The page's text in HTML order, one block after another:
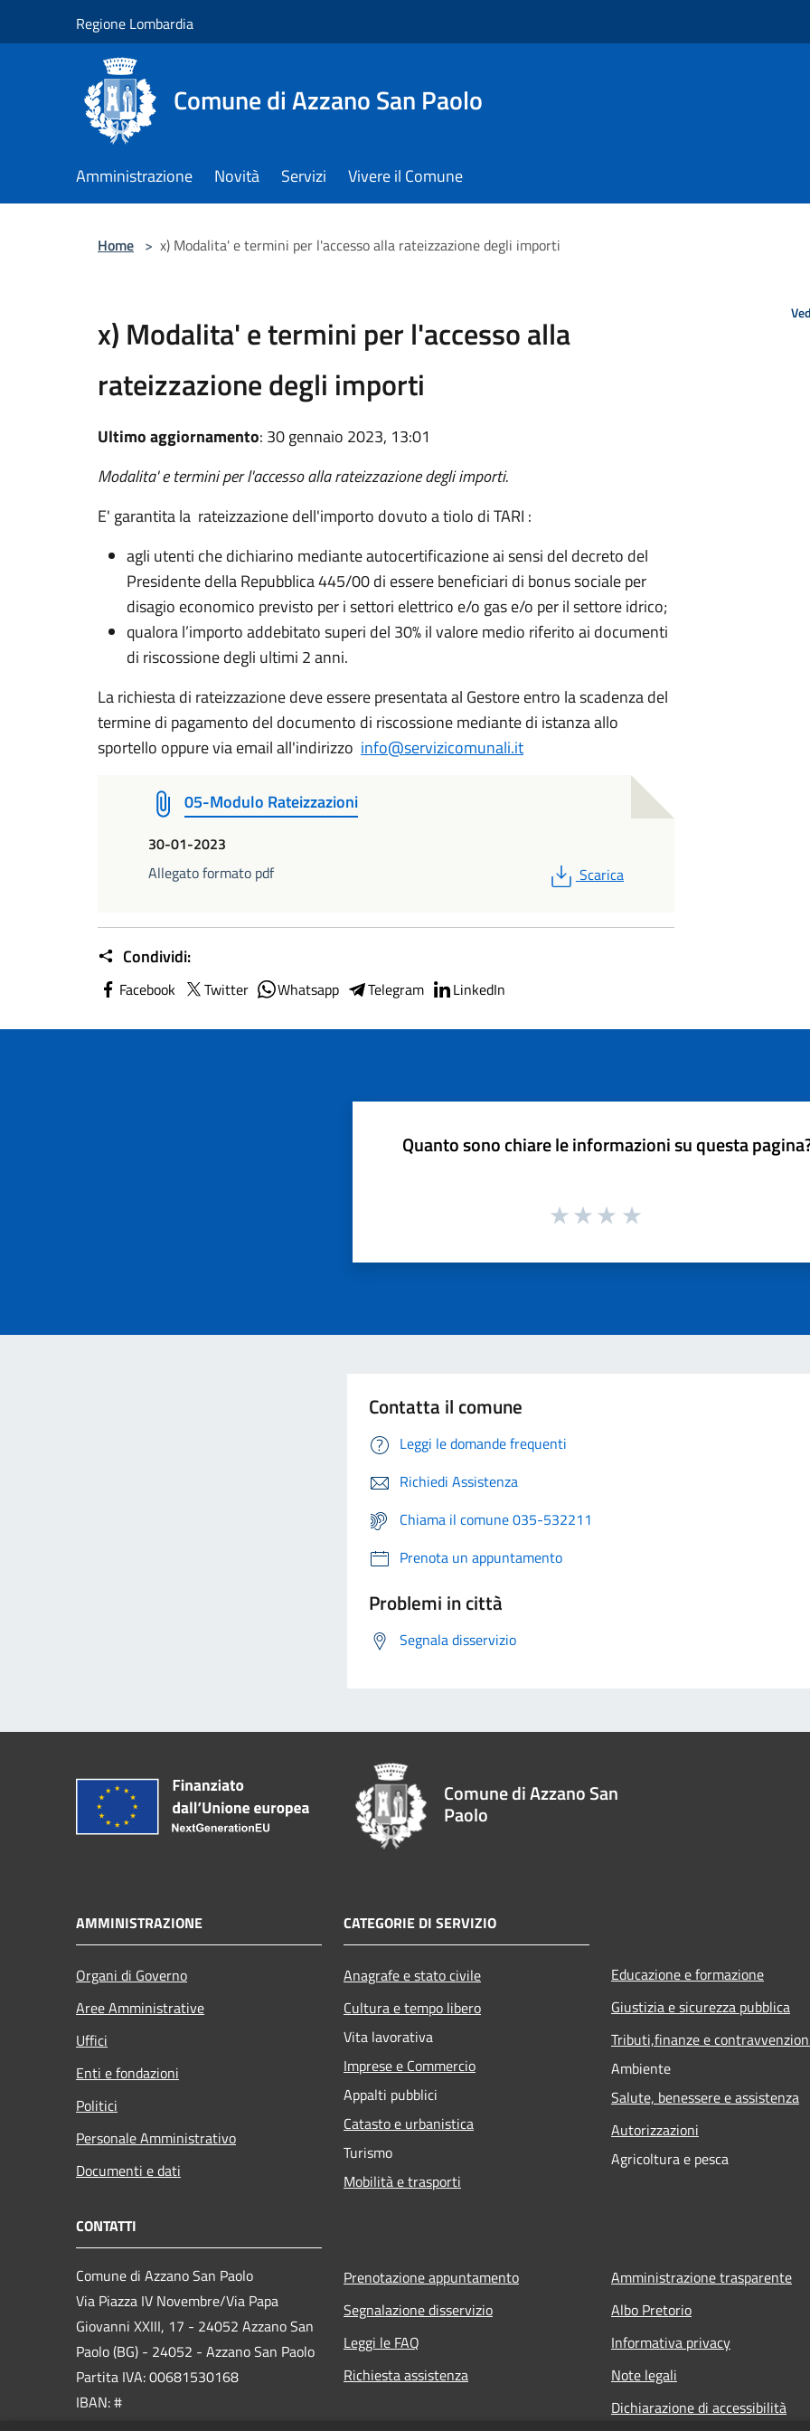
Regione Lombardia
Comune di Azzano San Paolo
Amministrazione Novità Servizi Vivere il Comune
Home > x) Modalita' e termini per l'accesso alla rateizzazione degli importi
x) Modalita' e termini per l'accesso alla
rateizzazione degli importi
Ultimo aggiornamento: 30 gennaio 2023, 13:01
Modalita' e termini per l'accesso alla rateizzazione degli importi.
E' garantita la rateizzazione dell'importo dovuto a tiolo di TARI :
agli utenti che dichiarino mediante autocertificazione ai sensi del decreto del
Presidente della Repubblica 445/00 di essere beneficiari di bonus sociale per
disagio economico previsto per i settori elettrico e/o gas e/o per il settore idrico;
qualora l’importo addebitato superi del 30% il valore medio riferito ai documenti
di riscossione degli ultimi 2 anni.
La richiesta di rateizzazione deve essere presentata al Gestore entro la scadenza del
termine di pagamento del documento di riscossione mediante di istanza allo
sportello oppure via email all'indirizzo info@servizicomunali.it
05-Modulo Rateizzazioni
30-01-2023
Allegato formato pdf
PDF
Scarica
Condividi:
Facebook Twitter Whatsapp Telegram LinkedIn
Quanto sono chiare le informazioni su questa
Contatta il comune
Leggi le domande frequenti
Richiedi Assistenza
Chiama il comune 035-532211
Prenota un appuntamento
Problemi in città
Segnala disservizio
Comune di Azzano San
Paolo
AMMINISTRAZIONE
Organi di Governo
Aree Amministrative
Uffici
Enti e fondazioni
Politici
Personale Amministrativo
Documenti e dati
CATEGORIE DI SERVIZIO
Anagrafe e stato civile
Cultura e tempo libero
Vita lavorativa
Imprese e Commercio
Appalti pubblici
Catasto e urbanistica
Turismo
Mobilità e trasporti
Educazione e formazione
Giustizia e sicurezza pubblica
Tributi,finanze e
Ambiente
Salute, benessere e assistenza
Autorizzazioni
Agricoltura e pesca
CONTATTI
Comune di Azzano San Paolo
Via Piazza IV Novembre/Via Papa
Giovanni XXIII, 17 - 24052 Azzano San
Paolo (BG) - 24052 - Azzano San Paolo
Partita IVA: 00681530168
IBAN: #
Prenotazione appuntamento
Segnalazione disservizio
Leggi le FAQ
Richiesta assistenza
Amministrazione trasparente
Albo Pretorio
Informativa privacy
Note legali
Dichiarazione di accessibilità